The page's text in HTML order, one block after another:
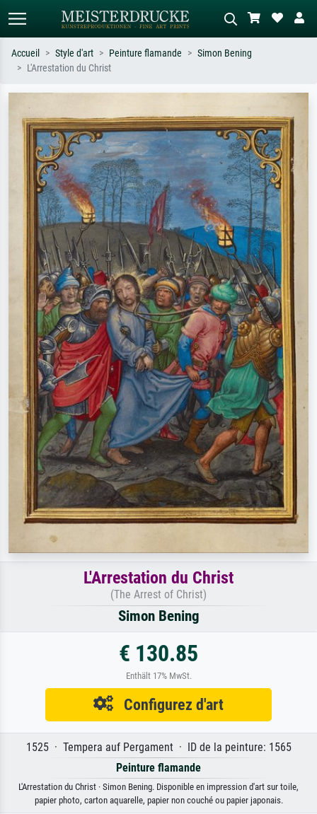
ex. Monet, Nuit étoilée,
impressionnisme, vague de Hokusai,
nu.
abstrait avec beaucoup de rouge,
tableau sombre, nu debout près d'un
arbre.
Accueil Style d'art Peinture flamande
Simon Bening
L'Arrestation du Christ
L'Arrestation du Christ
(The Arrest of Christ)
Simon Bening
€ 130.85
Enthält 17% MwSt.
Configurez d'art
1525 · Tempera auf Pergament · ID de la peinture: 1565
Peinture flamande
L'Arrestation du Christ · Simon Bening. Disponible en impression d'art sur toile,
papier photo, carton aquarelle, papier non couché ou papier japonais.